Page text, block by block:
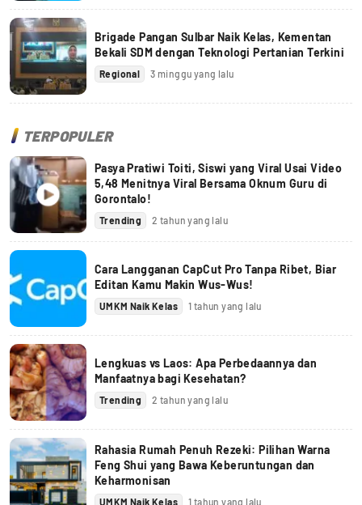
Brigade Pangan Sulbar Naik Kelas, Kementan
Bekali SDM dengan Teknologi Pertanian Terkini
Regional 3 minggu yang lalu
TERPOPULER
Pasya Pratiwi Toiti, Siswi yang Viral Usai Video
5,48 Menitnya Viral Bersama Oknum Guru di
Gorontalo!
Trending 2 tahun yang lalu
Cara Langganan CapCut Pro Tanpa Ribet, Biar
Editan Kamu Makin Wus-Wus!
UMKM Naik Kelas 1 tahun yang lalu
Lengkuas vs Laos: Apa Perbedaannya dan
Manfaatnya bagi Kesehatan?
Trending 2 tahun yang lalu
Rahasia Rumah Penuh Rezeki: Pilihan Warna
Feng Shui yang Bawa Keberuntungan dan
Keharmonisan
UMKM Naik Kelas 1 tahun yang lalu